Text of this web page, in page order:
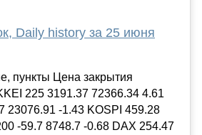
Daily history за 25 июня
пункты Цена закрытия
225 3191.37 72366.34 4.61
23076.91 -1.43 KOSPI 459.28
-59.7 8748.7 -0.68 DAX 254.47